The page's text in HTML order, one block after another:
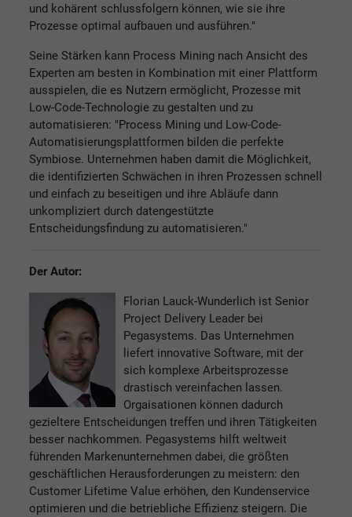
und kohärent schlussfolgern können, wie sie ihre
Prozesse optimal aufbauen und ausführen."
Seine Stärken kann Process Mining nach Ansicht des
Experten am besten in Kombination mit einer Plattform
ausspielen, die es Nutzern ermöglicht, Prozesse mit
Low-Code-Technologie zu gestalten und zu
automatisieren: "Process Mining und Low-Code-
Automatisierungsplattformen bilden die perfekte
Symbiose. Unternehmen haben damit die Möglichkeit,
die identifizierten Schwächen in ihren Prozessen schnell
und einfach zu beseitigen und ihre Abläufe dann
unkompliziert durch datengestützte
Entscheidungsfindung zu automatisieren."
Der Autor:
Florian Lauck-Wunderlich ist Senior
Project Delivery Leader bei
Pegasystems. Das Unternehmen
liefert innovative Software, mit der
sich komplexe Arbeitsprozesse
drastisch vereinfachen lassen.
Orgaisationen können dadurch
gezieltere Entscheidungen treffen und ihren Tätigkeiten
besser nachkommen. Pegasystems hilft weltweit
führenden Markenunternehmen dabei, die größten
geschäftlichen Herausforderungen zu meistern: den
Customer Lifetime Value erhöhen, den Kundenservice
optimieren und die betriebliche Effizienz steigern. Die